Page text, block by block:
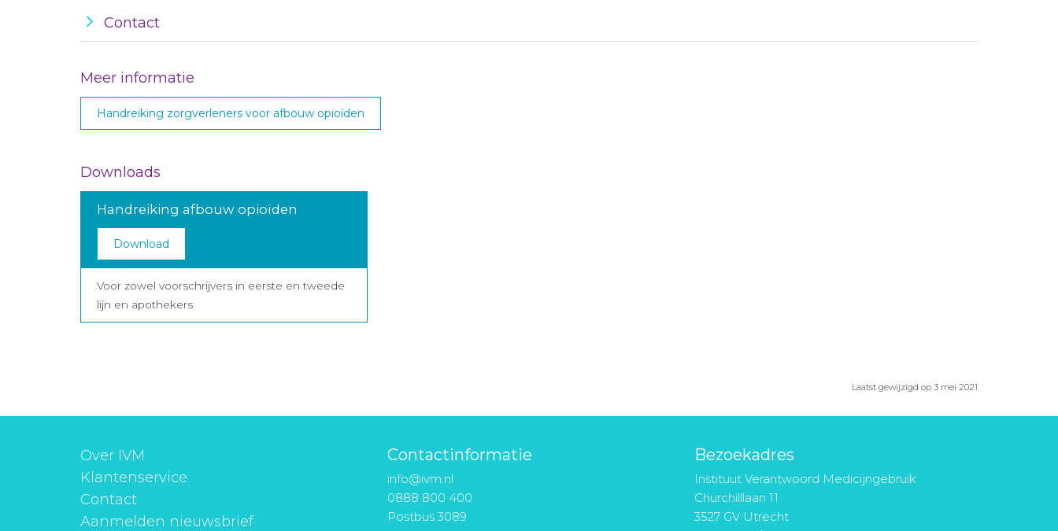
Contact
Meer informatie
Handreiking zorgverleners voor afbouw opioïden
Downloads
Handreiking afbouw opioïden
Download
Voor zowel voorschrijvers in eerste en tweede
lijn en apothekers
Laatst gewijzigd op 3 mei 2021
Over IVM
Klantenservice
Contact
Aanmelden nieuwsbrief
Contactinformatie
info@ivm.nl
0888 800 400
Postbus 3089
Bezoekadres
Instituut Verantwoord Medicijngebruik
Churchilllaan 11
3527 GV Utrecht